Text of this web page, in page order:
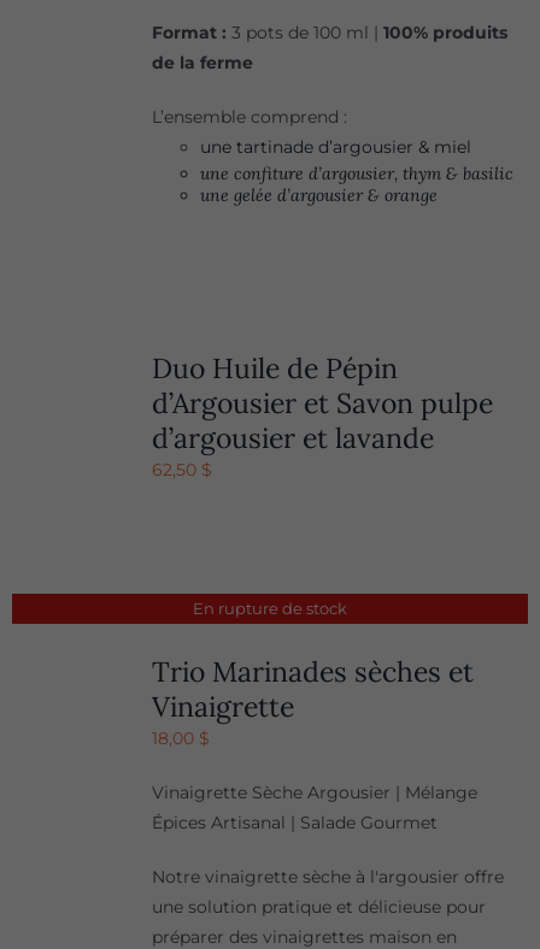
Format : 3 pots de 100 ml | 100% produits
de la ferme
L’ensemble comprend :
une tartinade d’argousier & miel
une confiture d’argousier, thym & basilic
une gelée d’argousier & orange
Duo Huile de Pépin
d’Argousier et Savon pulpe
d’argousier et lavande
62,50 $
En rupture de stock
Trio Marinades sèches et
Vinaigrette
18,00 $
Vinaigrette Sèche Argousier | Mélange
Épices Artisanal | Salade Gourmet
Notre vinaigrette sèche à l'argousier offre
une solution pratique et délicieuse pour
préparer des vinaigrettes maison en